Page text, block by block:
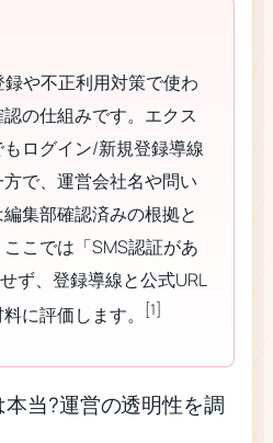
や不正利用対策で使わ
の仕組みです。エクス
もログイン/新規登録導線
で、運営会社名や問い
集部確認済みの根拠と
こでは「SMS認証があ
ず、登録導線と公式URL
に評価します。
[1]
本当?運営の透明性を調